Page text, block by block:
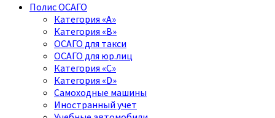
Полис ОСАГО
Категория «A»
Категория «B»
ОСАГО для такси
ОСАГО для юр.лиц
Категория «C»
Категория «D»
Самоходные машины
Иностранный учет